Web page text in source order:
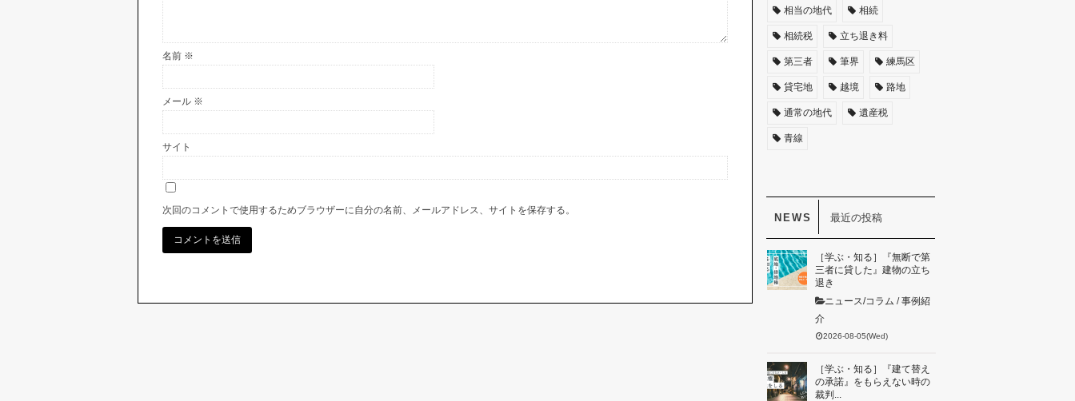
名前 ※
メール ※
サイト
次回のコメントで使用するためブラウザーに自分の名前、メールアドレス、サイトを保存する。
相当の地代 相続
相続税 立ち退き料
第三者 筆界 練馬区
貸宅地 越境 路地
通常の地代 遺産税
青線
最近の投稿
［学ぶ・知る］『無断で第
三者に貸した』建物の立ち
退き
ニュース/コラム /事例紹
介
2026-08-05(Wed)
［学ぶ・知る］『建て替え
の承諾』をもらえない時の
裁判...